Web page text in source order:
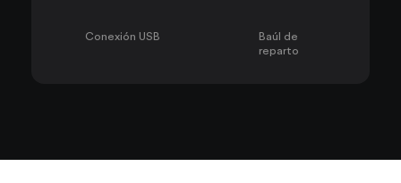
Conexión USB
Baúl de
reparto